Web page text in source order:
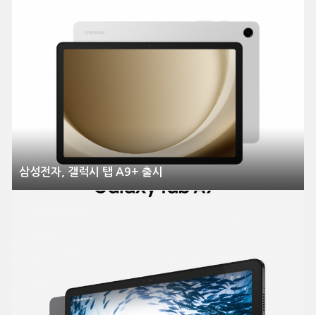
삼성전자, 갤럭시 탭 A9+ 출시